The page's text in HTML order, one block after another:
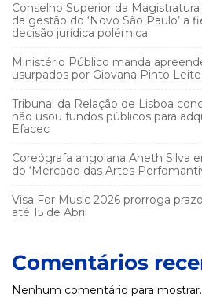
Conselho Superior da
da gestão do ‘Novo São Paulo’ a
decisão jurídica polémica
Ministério Público manda
usurpados por Giovana Pinto
Tribunal da Relação de Lisboa
não usou fundos públicos para
Efacec
Coreógrafa angolana Aneth Silva
do ‘Mercado das Artes
Visa For Music 2026 prorroga
até 15 de Abril
Comentários
Nenhum comentário para mostrar.